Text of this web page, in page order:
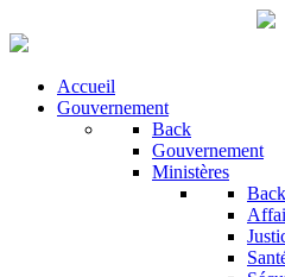
Accueil
Gouvernement
Back
Gouvernement
Ministères
Back